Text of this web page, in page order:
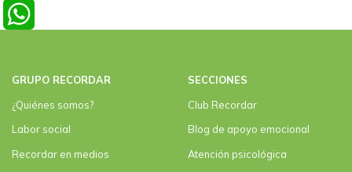
GRUPO RECORDAR
¿Quiénes somos?
Labor social
Recordar en medios
SECCIONES
Club Recordar
Blog de apoyo emocional
Atención psicológica